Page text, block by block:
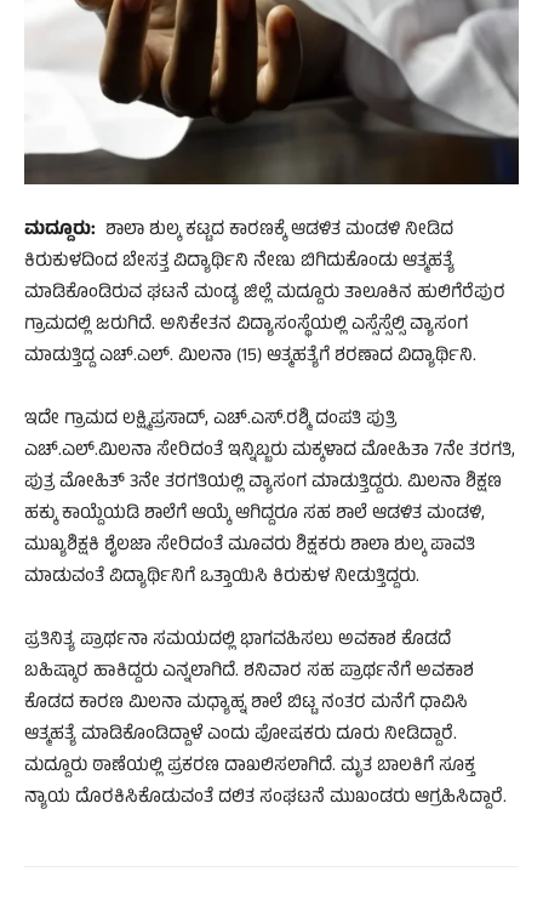
ಮದ್ದೂರು: ಶಾಲಾ ಶುಲ್ಕ ಕಟ್ಟದ ಕಾರಣಕ್ಕೆ ಆಡಳಿತ ಮಂಡಳಿ ನೀಡಿದ
ಕಿರುಕುಳದಿಂದ ಬೇಸತ್ತ ವಿದ್ಯಾರ್ಥಿನಿ ನೇಣು ಬಿಗಿದುಕೊಂಡು ಆತ್ಮಹತ್ಯೆ
ಮಾಡಿಕೊಂಡಿರುವ ಘಟನೆ ಮಂಡ್ಯ ಜಿಲ್ಲೆ ಮದ್ದೂರು ತಾಲೂಕಿನ ಹುಲಿಗೆರೆಪುರ
ಗ್ರಾಮದಲ್ಲಿ ಜರುಗಿದೆ. ಅನಿಕೇತನ ವಿದ್ಯಾಸಂಸ್ಥೆಯಲ್ಲಿ ಎಸ್ಸೆಸ್ಸೆಲ್ಸಿ ವ್ಯಾಸಂಗ
ಮಾಡುತ್ತಿದ್ದ ಎಚ್.ಎಲ್. ಮಿಲನಾ (15) ಆತ್ಮಹತ್ಯೆಗೆ ಶರಣಾದ ವಿದ್ಯಾರ್ಥಿನಿ.
ಇದೇ ಗ್ರಾಮದ ಲಕ್ಷ್ಮಿಪ್ರಸಾದ್, ಎಚ್.ಎಸ್.ರಶ್ಮಿ ದಂಪತಿ ಪುತ್ರಿ
ಎಚ್.ಎಲ್.ಮಿಲನಾ ಸೇರಿದಂತೆ ಇನ್ನಿಬ್ಬರು ಮಕ್ಕಳಾದ ಮೋಹಿತಾ 7ನೇ ತರಗತಿ,
ಪುತ್ರ ಮೋಹಿತ್ 3ನೇ ತರಗತಿಯಲ್ಲಿ ವ್ಯಾಸಂಗ ಮಾಡುತ್ತಿದ್ದರು. ಮಿಲನಾ ಶಿಕ್ಷಣ
ಹಕ್ಕು ಕಾಯ್ದೆಯಡಿ ಶಾಲೆಗೆ ಆಯ್ಕೆ ಆಗಿದ್ದರೂ ಸಹ ಶಾಲೆ ಆಡಳಿತ ಮಂಡಳಿ,
ಮುಖ್ಯಶಿಕ್ಷಕಿ ಶೈಲಜಾ ಸೇರಿದಂತೆ ಮೂವರು ಶಿಕ್ಷಕರು ಶಾಲಾ ಶುಲ್ಕ ಪಾವತಿ
ಮಾಡುವಂತೆ ವಿದ್ಯಾರ್ಥಿನಿಗೆ ಒತ್ತಾಯಿಸಿ ಕಿರುಕುಳ ನೀಡುತ್ತಿದ್ದರು.
ಪ್ರತಿನಿತ್ಯ ಪ್ರಾರ್ಥನಾ ಸಮಯದಲ್ಲಿ ಭಾಗವಹಿಸಲು ಅವಕಾಶ ಕೊಡದೆ
ಬಹಿಷ್ಕಾರ ಹಾಕಿದ್ದರು ಎನ್ನಲಾಗಿದೆ. ಶನಿವಾರ ಸಹ ಪ್ರಾರ್ಥನೆಗೆ ಅವಕಾಶ
ಕೊಡದ ಕಾರಣ ಮಿಲನಾ ಮಧ್ಯಾಹ್ನ ಶಾಲೆ ಬಿಟ್ಟ ನಂತರ ಮನೆಗೆ ಧಾವಿಸಿ
ಆತ್ಮಹತ್ಯೆ ಮಾಡಿಕೊಂಡಿದ್ದಾಳೆ ಎಂದು ಪೋಷಕರು ದೂರು ನೀಡಿದ್ದಾರೆ.
ಮದ್ದೂರು ಠಾಣೆಯಲ್ಲಿ ಪ್ರಕರಣ ದಾಖಲಿಸಲಾಗಿದೆ. ಮೃತ ಬಾಲಕಿಗೆ ಸೂಕ್ತ
ನ್ಯಾಯ ದೊರಕಿಸಿಕೊಡುವಂತೆ ದಲಿತ ಸಂಘಟನೆ ಮುಖಂಡರು ಆಗ್ರಹಿಸಿದ್ದಾರೆ.